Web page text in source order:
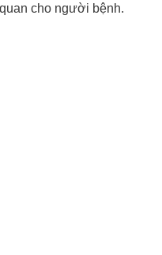
quan cho người bệnh.